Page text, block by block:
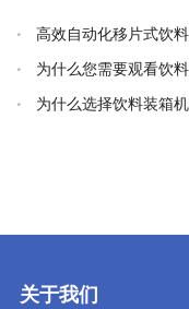
高效自动化移片式饮
为什么您需要观看饮
为什么选择饮料装箱
关于我们